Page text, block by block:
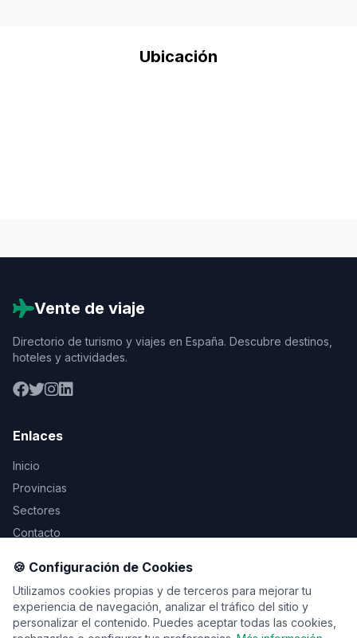
Ubicación
Vente de viaje
Directorio de turismo y viajes en España. Descubre destinos,
hoteles y actividades.
Enlaces
Inicio
Provincias
Sectores
Contacto
Legal
Aviso Legal
Privacidad
🍪 Configuración de Cookies
Utilizamos cookies propias y de terceros para mejorar tu
experiencia de navegación, analizar el tráfico del sitio y
personalizar el contenido. Puedes aceptar todas las cookies,